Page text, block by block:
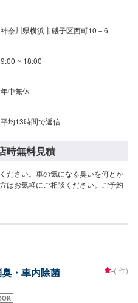
神奈川県横浜市磯子区西町10－6
9:00 ~ 18:00
年中無休
平均13時間で返信
時無料見積
ださい。車の気になる臭いを何とか
はお気軽にご相談ください。ご予約
・車内除菌 -(-件)
OK